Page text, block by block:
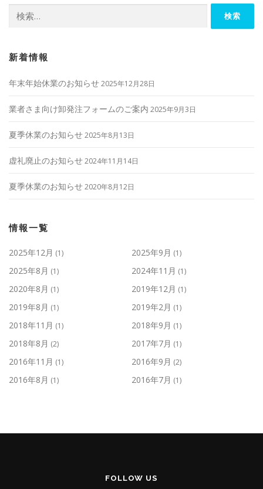
シ
索:
新着情報
年末年始休業のお知らせ2025年12月28日
業者さま向け卸発注フォームのご案内 2025年9月3日
夏季休業のお知らせ2025年8月13日
虚礼廃止のお知らせ2024年11月14日
夏季休業のお知らせ2020年8月12日
情報一覧
2025年12月 (1) 2025年9月 (1)
2025年8月 (1) 2024年11月 (1)
2020年8月 (1) 2019年12月 (1)
2019年8月 (1) 2019年2月 (1)
2018年11月 (1) 2018年9月 (1)
2018年8月 (2) 2017年7月 (1)
2016年11月 (1) 2016年9月 (2)
2016年8月 (1) 2016年7月 (1)
FOLLOW US